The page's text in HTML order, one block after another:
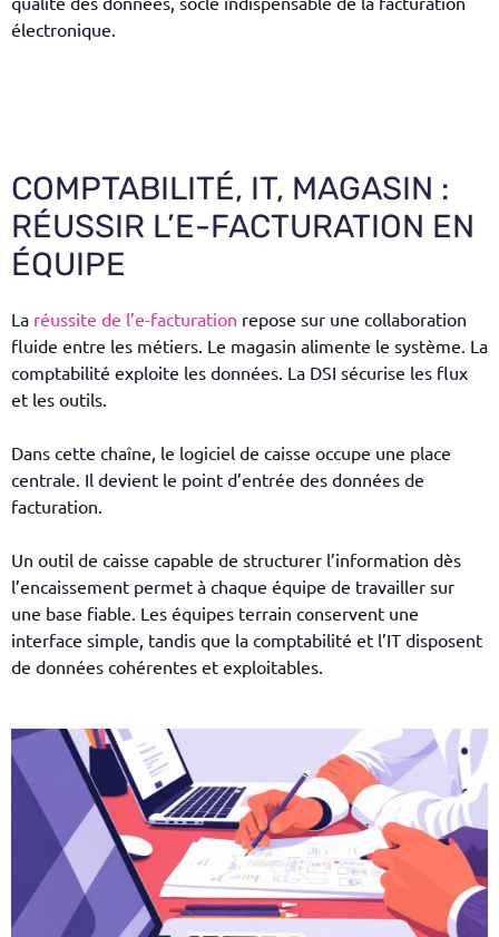
électronique.
COMPTABILITÉ, IT, MAGASIN :
RÉUSSIR L’E-FACTURATION EN
ÉQUIPE
La réussite de l’e-facturation repose sur une collaboration
fluide entre les métiers. Le magasin alimente le système. La
comptabilité exploite les données. La DSI sécurise les flux
et les outils.
Dans cette chaîne, le logiciel de caisse occupe une place
centrale. Il devient le point d’entrée des données de
facturation.
Un outil de caisse capable de structurer l’information dès
l’encaissement permet à chaque équipe de travailler sur
une base fiable. Les équipes terrain conservent une
interface simple, tandis que la comptabilité et l’IT disposent
de données cohérentes et exploitables.